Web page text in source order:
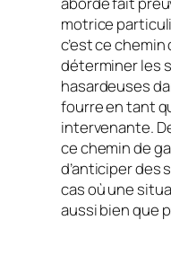
motrice
c’est ce chemin
déterminer les
hasardeuses
fourre en tant
intervenante.
ce chemin de
d’anticiper des
cas où une
aussi bien que